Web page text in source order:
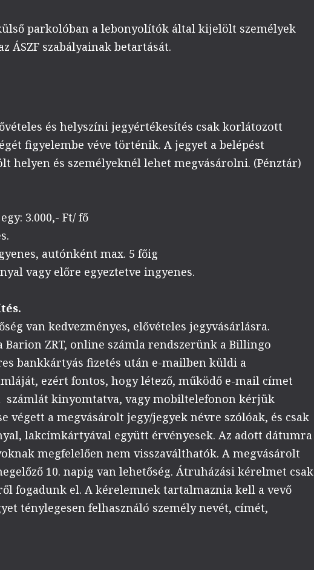
parkolóban a lebonyolítók által kijelölt személyek
ÁSZF szabályainak betartását.
és helyszíni jegyértékesítés csak korlátozott
figyelembe véve történik. A jegyet a belépést
helyen és személyeknél lehet megvásárolni. (Pénztár)
3.000,- Ft/ fő
autónként max. 5 főig
vagy előre egyeztetve ingyenes.
van kedvezményes, elővételes jegyvásárlásra.
ZRT, online számla rendszerünk a Billingo
bankkártyás fizetés után e-mailben küldi a
ezért fontos, hogy létező, működő e-mail címet
számlát kinyomtatva, vagy mobiltelefonon kérjük
végett a megvásárolt jegy/jegyek névre szólóak, és csak
lakcímkártyával együtt érvényesek. Az adott dátumra
megfelelően nem visszaválthatók. A megvásárolt
10. napig van lehetőség. Átruházási kérelmet csak
fogadunk el. A kérelemnek tartalmaznia kell a vevő
ténylegesen felhasználó személy nevét, címét,